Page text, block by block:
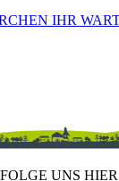
IHR
FOLGE UNS HIER